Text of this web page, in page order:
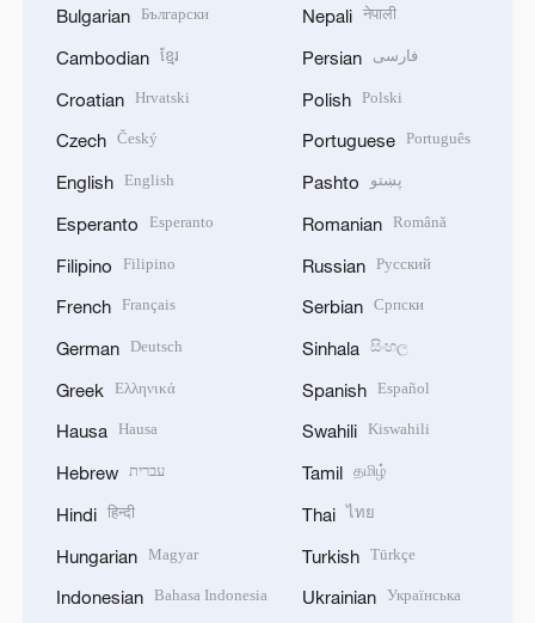
Bulgarian Български
Cambodian ខ្មែរ
Croatian Hrvatski
Czech Český
English English
Esperanto Esperanto
Filipino Filipino
French Français
German Deutsch
Greek Ελληνικά
Hausa Hausa
Hebrew עברית
Hindi हिन्दी
Hungarian Magyar
Indonesian Bahasa Indonesia
Nepali नेपाली
Persian فارسی
Polish Polski
Portuguese Português
Pashto پښتو
Romanian Română
Russian Русский
Serbian Српски
Sinhala සිංහල
Spanish Español
Swahili Kiswahili
Tamil தமிழ்
Thai ไทย
Turkish Türkçe
Ukrainian Українська